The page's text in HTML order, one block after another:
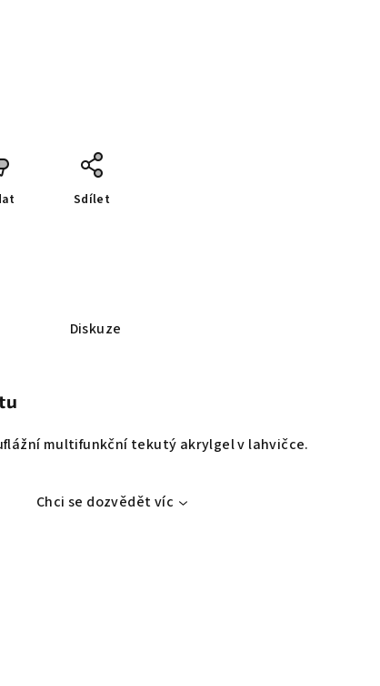
Sdílet
Diskuze
multifunkční tekutý akrylgel v lahvičce.
Chci se dozvědět víc